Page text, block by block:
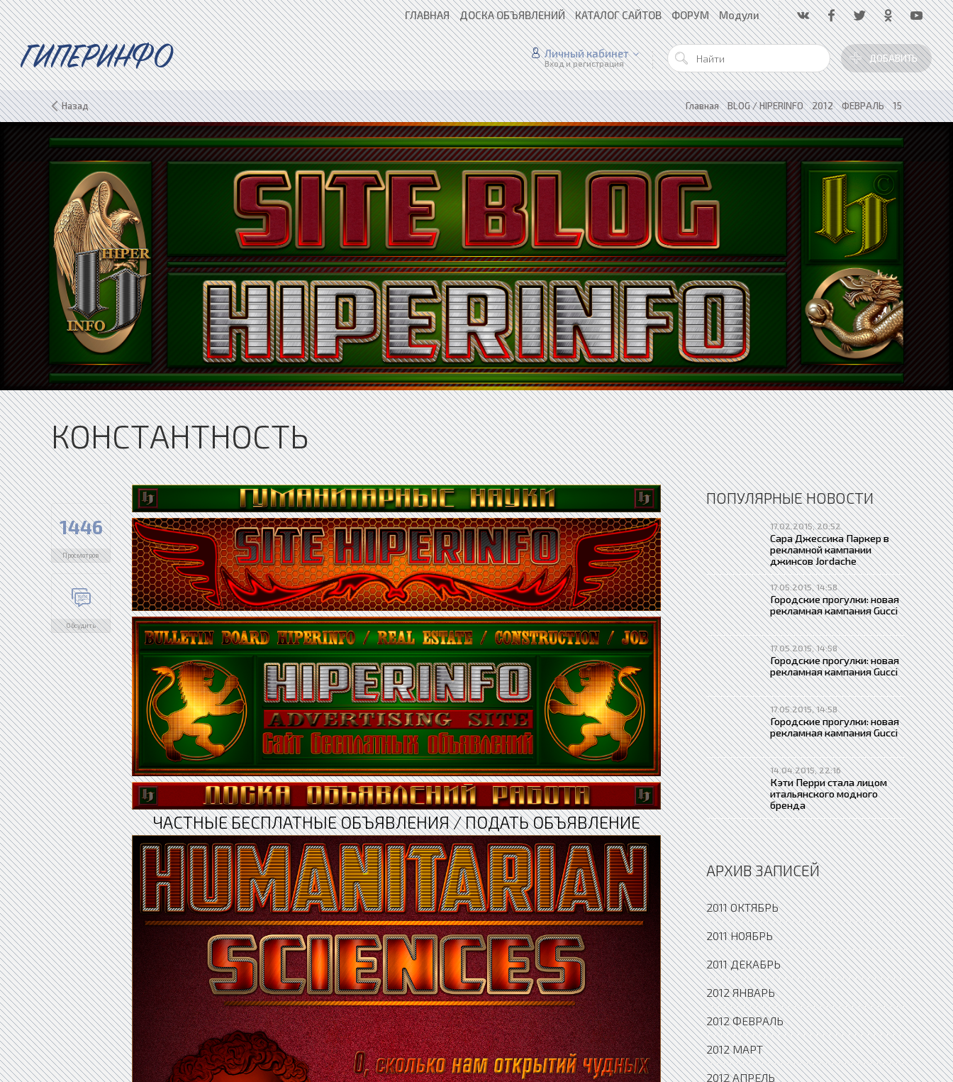
ГЛАВНАЯ ДОСКА ОБЪЯВЛЕНИЙ КАТАЛОГ САЙТОВ ФОРУМ Модули
ГИПЕРИНФО ДОБАВИТЬ
Личный кабинет
Вход и регистрация
Назад Главная»BLOG / HIPERINFO»2012»ФЕВРАЛЬ»15
КОНСТАНТНОСТЬ
1446
Просмотров
Обсудить
ЧАСТНЫЕ БЕСПЛАТНЫЕ ОБЪЯВЛЕНИЯ / ПОДАТЬ ОБЪЯВЛЕНИЕ
ПОПУЛЯРНЫЕ НОВОСТИ
17.02.2015, 20:52
Сара Джессика Паркер в
рекламной кампании
джинсов Jordache
17.05.2015, 14:58
Городские прогулки: новая
рекламная кампания Gucci
17.05.2015, 14:58
Городские прогулки: новая
рекламная кампания Gucci
17.05.2015, 14:58
Городские прогулки: новая
рекламная кампания Gucci
14.04.2015, 22:16
Кэти Перри стала лицом
итальянского модного
бренда
АРХИВ ЗАПИСЕЙ
2011 ОКТЯБРЬ
2011 НОЯБРЬ
2011 ДЕКАБРЬ
2012 ЯНВАРЬ
2012 ФЕВРАЛЬ
2012 МАРТ
2012 АПРЕЛЬ